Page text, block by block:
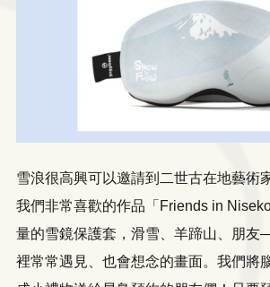
雪浪很高興可以邀請到二世古在地藝術
我們非常喜歡的作品「Friends in
量的雪鏡保護套，滑雪、羊蹄山、朋
裡常常遇見、也會想念的畫面。我們將